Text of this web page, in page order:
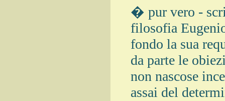
� pur vero -
filosofia
fondo la sua
da parte le
non nascose
assai del